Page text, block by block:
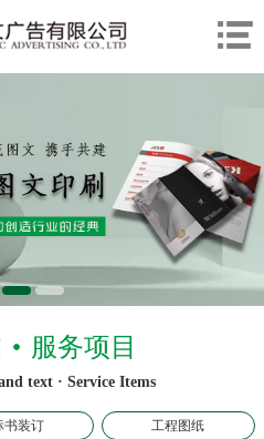
服务项目
text · Service Items
书装订 工程图纸